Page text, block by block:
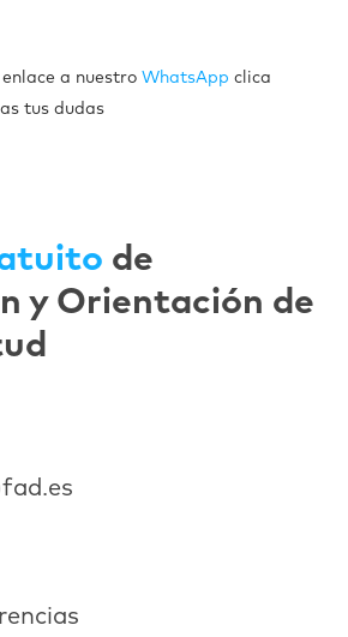
a nuestro WhatsApp clica
tus dudas
de
y Orientación de